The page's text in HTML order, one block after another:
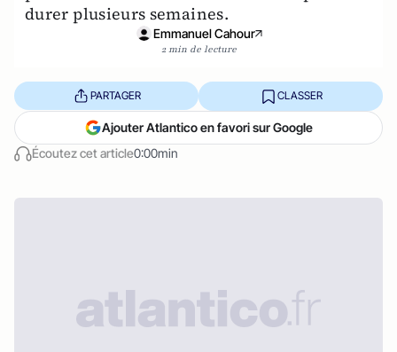
durer plusieurs semaines.
Emmanuel Cahour
2 min de lecture
Écoutez cet article0:00min
PARTAGER CLASSER
Ajouter Atlantico en favori sur Google